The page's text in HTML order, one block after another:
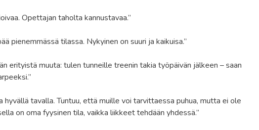
Opettajan taholta kannustavaa.”
pienemmässä tilassa. Nykyinen on suuri ja kaikuisa.”
erityistä muuta: tulen tunneille treenin takia työpäivän jälkeen – saan
hyvällä tavalla. Tuntuu, että muille voi tarvittaessa puhua, mutta ei ole
on oma fyysinen tila, vaikka liikkeet tehdään yhdessä.”